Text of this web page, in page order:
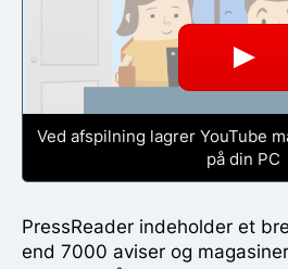
Ved afspilning lagrer YouTube
på din PC
PressReader indeholder et
end 7000 aviser og